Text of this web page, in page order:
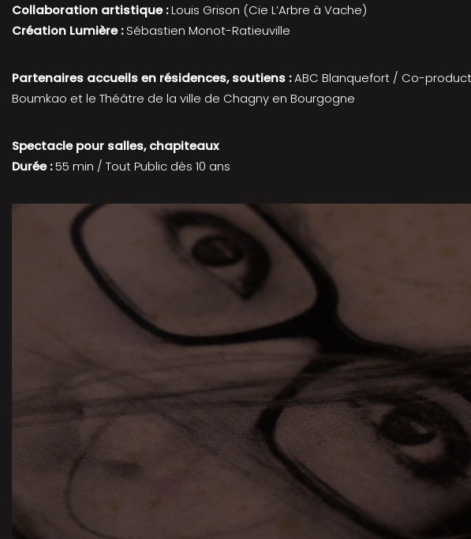
Collaboration artistique :Louis Grison (Cie L’Arbre à Vache)
Création Lumière :Sébastien Monot-Ratieuville
Partenaires accueils en résidences, soutiens :ABC Blanquefort / Co-
Boumkao et le Théâtre de la ville de Chagny en Bourgogne
Spectacle pour salles, chapiteaux
Durée :55 min / Tout Public dès 10 ans